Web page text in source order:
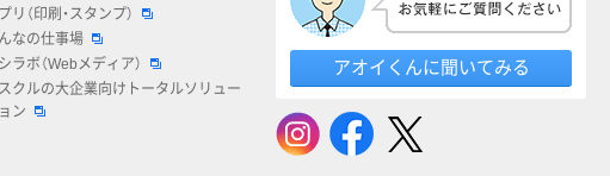
リ（印刷・スタンプ）
なの仕事場
ラボ（Webメディア）
クルの大企業向けトータルソリュー
ン
アオイくんに聞いてみる